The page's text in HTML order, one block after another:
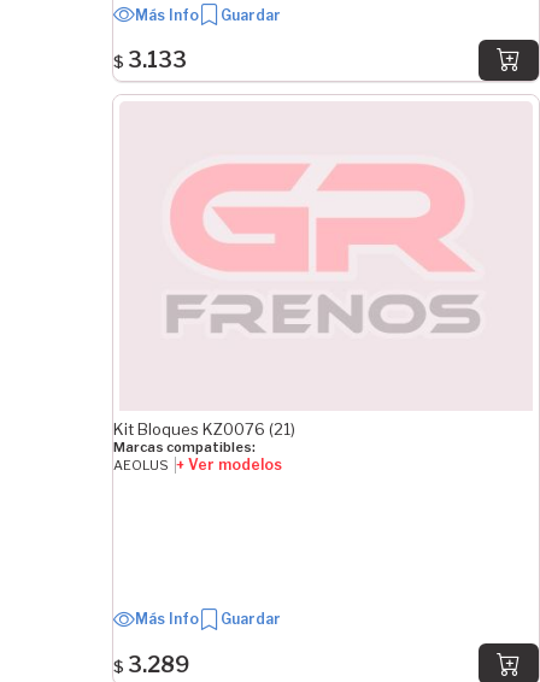
Más Info Guardar
$ 3.133
Kit Bloques KZ0076 (21)
Marcas compatibles:
AEOLUS + Ver modelos
Más Info Guardar
$ 3.289